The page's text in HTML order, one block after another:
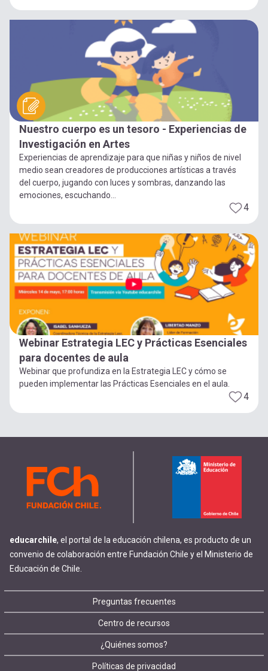
Nuestro cuerpo es un tesoro - Experiencias de
Investigación en Artes
Experiencias de aprendizaje para que niñas y niños de nivel
medio sean creadores de producciones artísticas a través
del cuerpo, jugando con luces y sombras, danzando las
emociones, escuchando...
4
Webinar Estrategia LEC y Prácticas Esenciales
para docentes de aula
Webinar que profundiza en la Estrategia LEC y cómo se
pueden implementar las Prácticas Esenciales en el aula.
4
educarchile, el portal de la educación chilena, es producto de un
convenio de colaboración entre Fundación Chile y el Ministerio de
Educación de Chile.
Footer
menu
Preguntas frecuentes
Centro de recursos
¿Quiénes somos?
Políticas de privacidad